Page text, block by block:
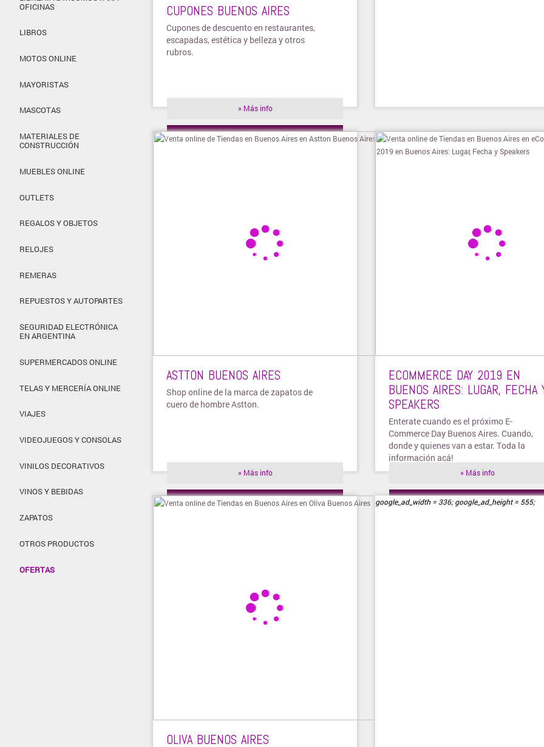
OFICINAS
LIBROS
MOTOS ONLINE
MAYORISTAS
MASCOTAS
MATERIALES DE
CONSTRUCCIÓN
MUEBLES ONLINE
OUTLETS
REGALOS Y OBJETOS
RELOJES
REMERAS
REPUESTOS Y AUTOPARTES
SEGURIDAD ELECTRÓNICA
EN ARGENTINA
SUPERMERCADOS ONLINE
TELAS Y MERCERÍA ONLINE
VIAJES
VIDEOJUEGOS Y CONSOLAS
VINILOS DECORATIVOS
VINOS Y BEBIDAS
ZAPATOS
OTROS PRODUCTOS
OFERTAS
CUPONES BUENOS AIRES
Cupones de descuento en restaurantes,
escapadas, estética y belleza y otros
rubros.
» Más info
» Visitar tienda
ASTTON BUENOS AIRES
Shop online de la marca de zapatos de
cuero de hombre Astton.
» Más info
» Visitar tienda
ECOMMERCE DAY 2019 EN
BUENOS AIRES: LUGAR, FECHA
SPEAKERS
Enterate cuando es el próximo E-
Commerce Day Buenos Aires. Cuando,
donde y quienes van a estar. Toda la
información acá!
» Más info
» Visitar tienda
OLIVA BUENOS AIRES
google_ad_width = 336; google_ad_height = 555;